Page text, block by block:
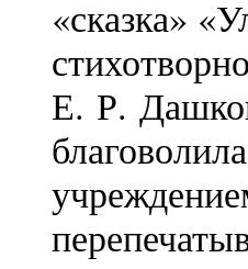
«сказка»
Е. Р.